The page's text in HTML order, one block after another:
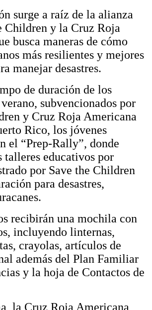
surge a raíz de la alianza
Children y la Cruz Roja
busca maneras de cómo
más resilientes y mejores
manejar desastres.
de duración de los
subvencionados por
y Cruz Roja Americana
Rico, los jóvenes
el “Prep-Rally”, donde
talleres educativos por
por Save the Children
para desastres,
recibirán una mochila con
incluyendo linternas,
crayolas, artículos de
además del Plan Familiar
y la hoja de Contactos de
la Cruz Roja Americana